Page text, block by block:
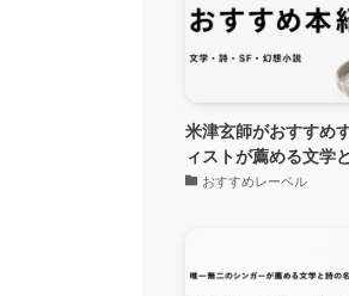
米津玄師がおすすめ
ィストが薦める文学
おすすめレーベル